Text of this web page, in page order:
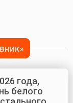
года,
белого